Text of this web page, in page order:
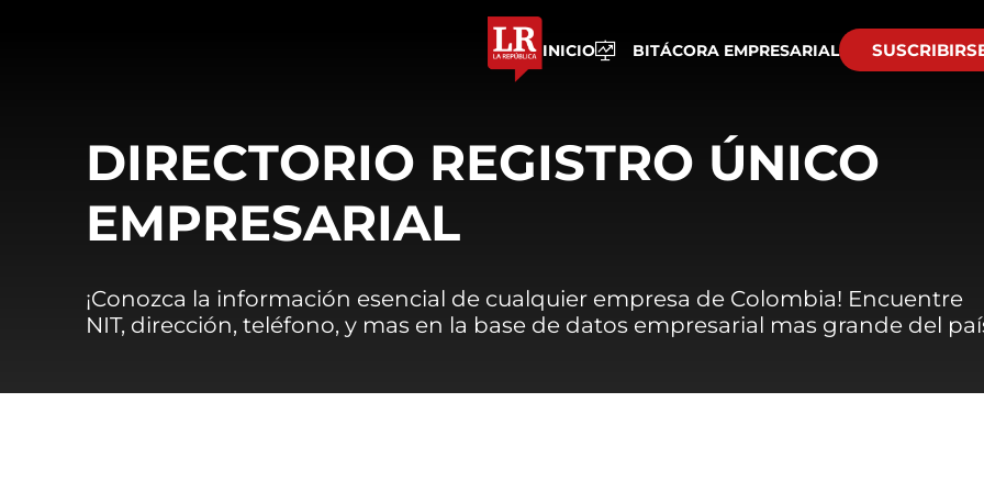
INICIO BITÁCORA EMPRESARIAL
DIRECTORIO REGISTRO ÚNICO
EMPRESARIAL
¡Conozca la información esencial de cualquier empresa de Colombia! Encuentre
NIT, dirección, teléfono, y mas en la base de datos empresarial mas grande del